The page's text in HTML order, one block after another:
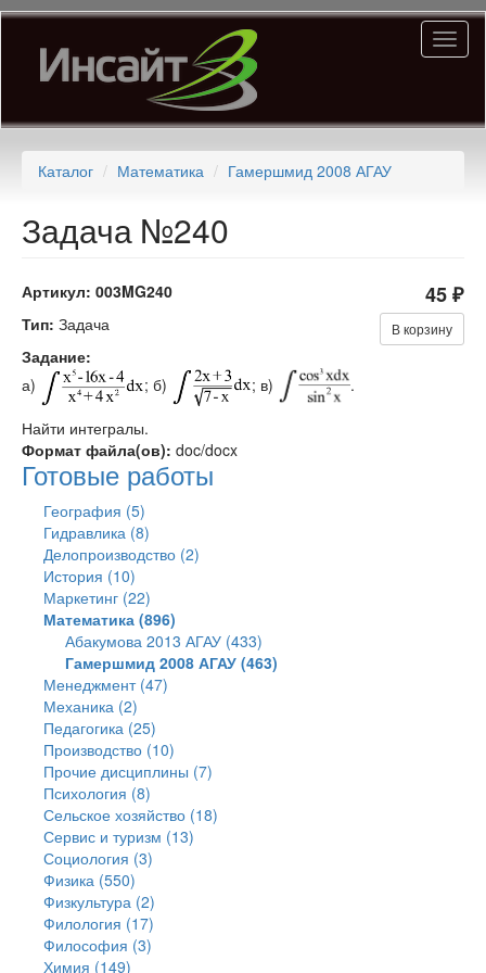
Перейти
основному
содержанию
Каталог Математика Гамершмид 2008 АГАУ
Задача №240
Артикул: 003MG240 45 ₽
В корзину
Тип: Задача
Задание:
а)
; б) ; в) .
Найти интегралы.
Формат файла(ов): doc/docx
Готовые работы
География (5)
Гидравлика (8)
Делопроизводство (2)
История (10)
Маркетинг (22)
Математика (896)
Абакумова 2013 АГАУ (433)
Гамершмид 2008 АГАУ (463)
Менеджмент (47)
Механика (2)
Педагогика (25)
Производство (10)
Прочие дисциплины (7)
Психология (8)
Сельское хозяйство (18)
Сервис и туризм (13)
Социология (3)
Физика (550)
Физкультура (2)
Филология (17)
Философия (3)
Химия (149)